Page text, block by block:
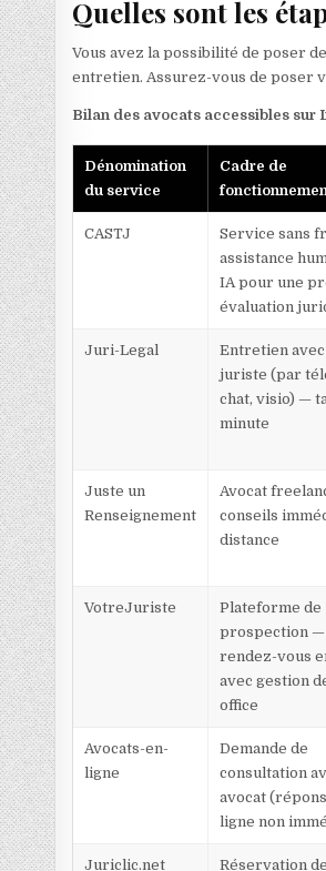
Quelles sont les
Vous avez la possibilité de poser
entretien. Assurez-vous de poser
Bilan des avocats accessibles sur
Dénomination
du service
Cadre de
CASTJ
Service sans
assistance
IA pour une
évaluation
Juri-Legal
Entretien
juriste (par
chat, visio) —
minute
Juste un
Renseignement
Avocat
conseils
distance
VotreJuriste
Plateforme de
prospection —
rendez-vous
avec gestion
office
Avocats-en-
ligne
Demande de
consultation
avocat
ligne non
Juriclic.net Réservation de